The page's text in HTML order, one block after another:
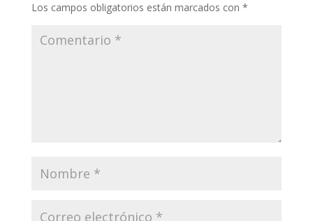
Los campos obligatorios están marcados con *